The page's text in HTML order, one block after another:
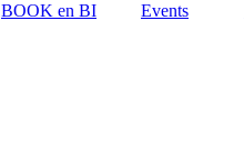
BOOK en BI Events